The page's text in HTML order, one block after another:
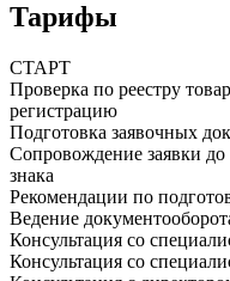
Тарифы
СТАРТ
Проверка по реестру
регистрацию
Подготовка заявочных
Сопровождение заявки
знака
Рекомендации по
Ведение
Консультация со
Консультация со